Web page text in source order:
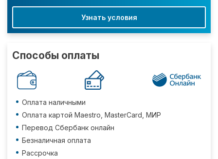
Узнать условия
Способы оплаты
Оплата наличными
Оплата картой Maestro, MasterCard, МИР
Перевод Сбербанк онлайн
Безналичная оплата
Рассрочка